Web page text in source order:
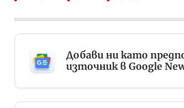
Добави ни като
източник в Google